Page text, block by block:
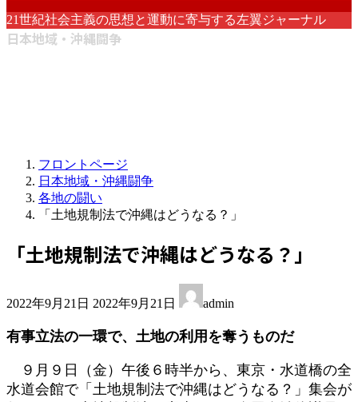
21世紀社会主義の思想と運動に寄与する左翼ジャーナル
日本地域・沖縄闘争
フロントページ
日本地域・沖縄闘争
各地の闘い
「土地規制法で沖縄はどうなる？」
「土地規制法で沖縄はどうなる？」
2022年9月21日 終
新
時
:
2022年9月21日 admin
有事立法の一環で、土地の利用を奪うものだ
９月９日（金）午後６時半から、東京・水道橋の全
水道会館で「土地規制法で沖縄はどうなる？」集会が